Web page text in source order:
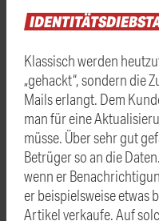
Klassisch werden
„gehackt“, sondern die
Mails erlangt. Dem
man für eine
müsse. Über sehr gut
Betrüger so an die
wenn er
er beispielsweise etwas
Artikel verkaufe. Auf